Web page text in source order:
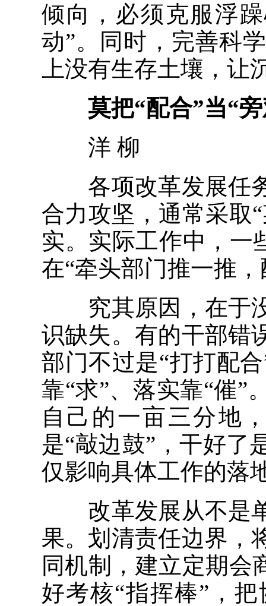
倾向，必须克服浮
动”。同时，完善科
上没有生存土壤，
莫把“配合”当“旁
洋 柳
各项改革发展任务
合力攻坚，通常采取
实。实际工作中，一
在“牵头部门推一推
究其原因，在于没
识缺失。有的干部错
部门不过是“打打配
靠“求”、落实靠“催”
自己的一亩三分地
是“敲边鼓”，干好了
仅影响具体工作的落
改革发展从不是单
果。划清责任边界，
同机制，建立定期会
好考核“指挥棒”，